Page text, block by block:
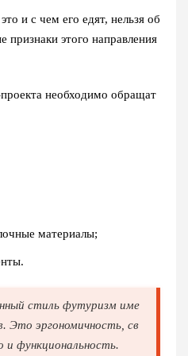
и с чем его едят, нельзя об
признаки этого направления
необходимо обращат
материалы;
стиль футуризм име
Это эргономичность, св
и функциональность.